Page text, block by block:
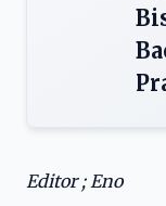
Editor ; Eno